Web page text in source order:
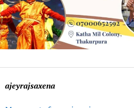
ajeyrajsaxena